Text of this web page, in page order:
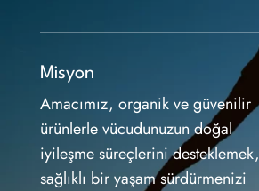
Misyon
Amacımız, organik ve güvenilir
ürünlerle vücudunuzun doğal
iyileşme süreçlerini desteklemek,
sağlıklı bir yaşam sürdürmenizi